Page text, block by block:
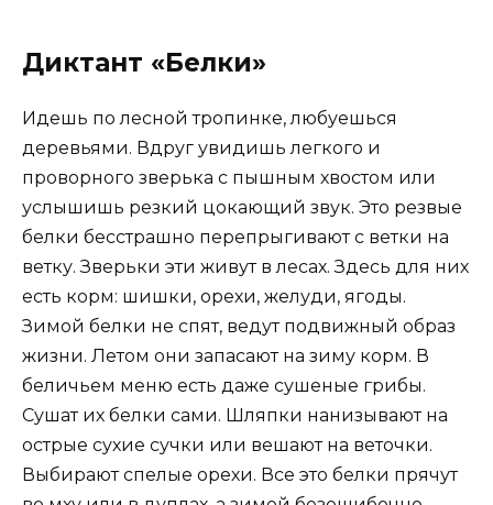
Диктант «Белки»
Идешь по лесной тропинке, любуешься
деревьями. Вдруг увидишь легкого и
проворного зверька с пышным хвостом или
услышишь резкий цокающий звук. Это резвые
белки бесстрашно перепрыгивают с ветки на
ветку. Зверьки эти живут в лесах. Здесь для них
есть корм: шишки, орехи, желуди, ягоды.
Зимой белки не спят, ведут подвижный образ
жизни. Летом они запасают на зиму корм. В
беличьем меню есть даже сушеные грибы.
Сушат их белки сами. Шляпки нанизывают на
острые сухие сучки или вешают на веточки.
Выбирают спелые орехи. Все это белки прячут